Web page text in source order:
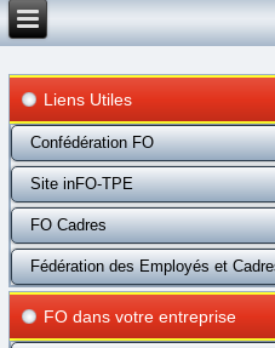
Liens Utiles
Confédération FO
Site inFO-TPE
FO Cadres
Fédération des Employés et
FO dans votre entreprise